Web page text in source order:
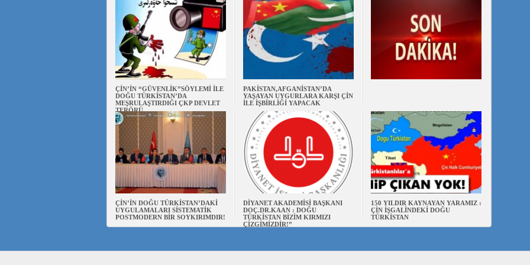
ÇİN’İN “GÜVENLİK”SÖYLEMİ İLE
DOĞU TÜRKİSTAN’DA
MEŞRULAŞTIRDIĞI ÇKP DEVLET
TERÖRÜ
PAKİSTAN,AFGANİSTAN’DA
YAŞAYAN UYGURLARA KARŞI ÇİN
İLE İŞBİRLİĞİ YAPACAK
ÇİN’İN DOĞU TÜRKİSTAN’DAKİ
UYGULAMALARI SİSTEMATİK
POSTMODERN BİR SOYKIRIMDIR!
DİYANET AKADEMİSİ BAŞKANI
DOÇ.DR.KAAN : DOĞU
TÜRKİSTAN BİZİM KIRMIZI
ÇİZGİMİZDİR!”
150 YILDIR KAYNAYAN YARAMIZ :
ÇİN İŞGALİNDEKİ DOĞU
TÜRKİSTAN